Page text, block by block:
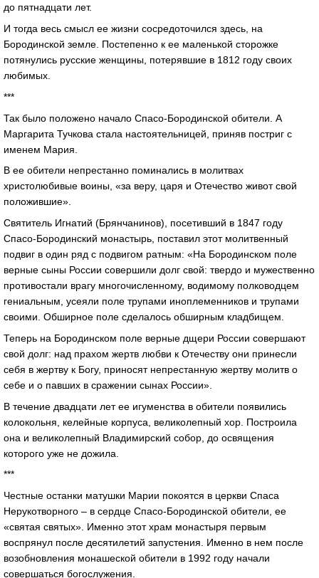
до пятнадцати лет.
И тогда весь смысл ее жизни сосредоточился здесь, на
Бородинской земле. Постепенно к ее маленькой сторожке
потянулись русские женщины, потерявшие в 1812 году своих
любимых.
***
Так было положено начало Спасо-Бородинской обители. А
Маргарита Тучкова стала настоятельницей, приняв постриг с
именем Мария.
В ее обители непрестанно поминались в молитвах
христолюбивые воины, «за веру, царя и Отечество живот свой
положившие».
Святитель Игнатий (Брянчанинов), посетивший в 1847 году
Спасо-Бородинский монастырь, поставил этот молитвенный
подвиг в один ряд с подвигом ратным: «На Бородинском поле
верные сыны России совершили долг свой: твердо и мужественно
противостали врагу многочисленному, водимому полководцем
гениальным, усеяли поле трупами иноплеменников и трупами
своими. Обширное поле сделалось обширным кладбищем.
Теперь на Бородинском поле верные дщери России совершают
свой долг: над прахом жертв любви к Отечеству они принесли
себя в жертву к Богу, приносят непрестанную жертву молитв о
себе и о павших в сражении сынах России».
В течение двадцати лет ее игуменства в обители появились
колокольня, келейные корпуса, великолепный хор. Построила
она и великолепный Владимирский собор, до освящения
которого уже не дожила.
***
Честные останки матушки Марии покоятся в церкви Спаса
Нерукотворного – в сердце Спасо-Бородинской обители, ее
«святая святых». Именно этот храм монастыря первым
воспрянул после десятилетий запустения. Именно в нем после
возобновления монашеской обители в 1992 году начали
совершаться богослужения.